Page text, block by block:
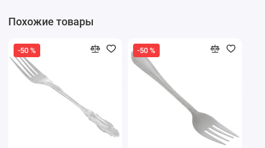
Похожие товары
-50 % -50 %